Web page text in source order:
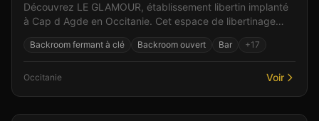
Découvrez LE GLAMOUR, établissement libertin implanté
à Cap d Agde en Occitanie. Cet espace de libertinage
Backroom fermant à clé Backroom ouvert Bar +17
Occitanie Voir
Club